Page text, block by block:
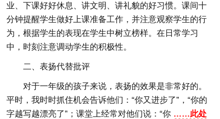
业、下课好好休息、讲文明、讲礼貌的好习惯。课间十
分钟提醒学生做好上课准备工作，并注意观察学生的行
为，根据学生的表现在学生中树立榜样。在日常学习
中，时刻注意调动学生的积极性。
二、表扬代替批评
对于一年级的孩子来说，表扬的效果是非常好的。
平时，我时时抓住机会告诉他们：“你又进步了”，“你的
字越写越漂亮了”；课堂上经常对他们说：“你 ……此处